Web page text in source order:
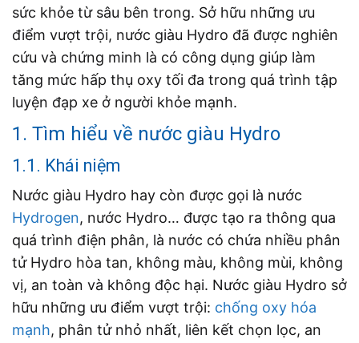
sức khỏe từ sâu bên trong. Sở hữu những ưu
điểm vượt trội, nước giàu Hydro đã được nghiên
cứu và chứng minh là có công dụng giúp làm
tăng mức hấp thụ oxy tối đa trong quá trình tập
luyện đạp xe ở người khỏe mạnh.
1. Tìm hiểu về nước giàu Hydro
1.1. Khái niệm
Nước giàu Hydro hay còn được gọi là nước
Hydrogen, nước Hydro… được tạo ra thông qua
quá trình điện phân, là nước có chứa nhiều phân
tử Hydro hòa tan, không màu, không mùi, không
vị, an toàn và không độc hại. Nước giàu Hydro sở
hữu những ưu điểm vượt trội: chống oxy hóa
mạnh, phân tử nhỏ nhất, liên kết chọn lọc, an